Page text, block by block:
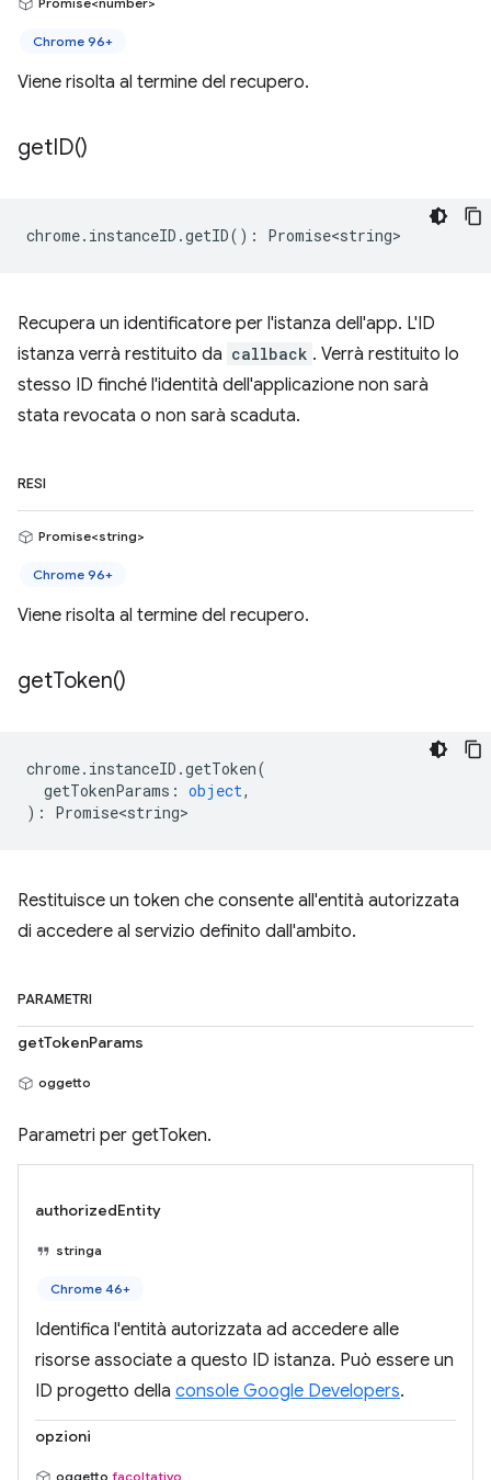
Chrome 96+
Viene risolta al termine del recupero.
getID()
chrome. instanceID .getID() : Promise<string>
Recupera un identificatore per l'istanza dell'app. L'ID
istanza verrà restituito da callback . Verrà restituito lo
stesso ID finché l'identità dell'applicazione non sarà
stata revocata o non sarà scaduta.
RESI
Promise<string>
Chrome 96+
Viene risolta al termine del recupero.
getToken()
chrome. instanceID .getToken(
getTokenParams : object,
) : Promise<string>
Restituisce un token che consente all'entità autorizzata
di accedere al servizio definito dall'ambito.
PARAMETRI
getTokenParams
oggetto
Parametri per getToken.
authorizedEntity
stringa
Chrome 46+
Identifica l'entità autorizzata ad accedere alle
risorse associate a questo ID istanza. Può essere un
ID progetto della console Google Developers.
opzioni
oggetto facoltativo